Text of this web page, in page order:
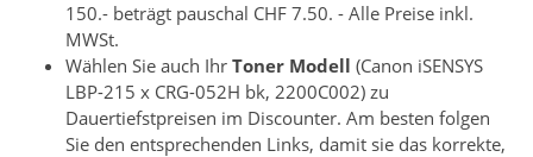
150.- beträgt pauschal CHF 7.50. - Alle Preise inkl.
MWSt.
Wählen Sie auch Ihr Toner Modell (Canon iSENSYS
LBP-215 x CRG-052H bk, 2200C002) zu
Dauertiefstpreisen im Discounter. Am besten folgen
Sie den entsprechenden Links, damit sie das korrekte,